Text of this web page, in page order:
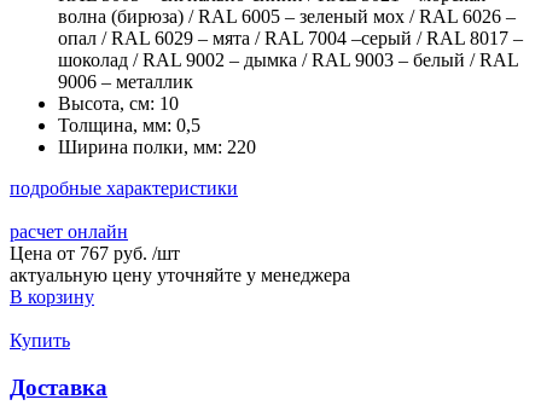
волна (бирюза) / RAL 6005 – зеленый мох / RAL 6026 –
опал / RAL 6029 – мята / RAL 7004 –серый / RAL 8017 –
шоколад / RAL 9002 – дымка / RAL 9003 – белый / RAL
9006 – металлик
Высота, см: 10
Толщина, мм: 0,5
Ширина полки, мм: 220
подробные характеристики
расчет онлайн
Цена от 767 руб. /шт
актуальную цену уточняйте у менеджера
В корзину
Купить
Доставка